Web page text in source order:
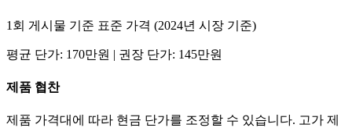
1회 게시물 기준 표준 가격 (2024년 시장 기준)
평균 단가: 170만원 | 권장 단가: 145만원
제품 협찬
제품 가격대에 따라 현금 단가를 조정할 수 있습니다. 고가 제